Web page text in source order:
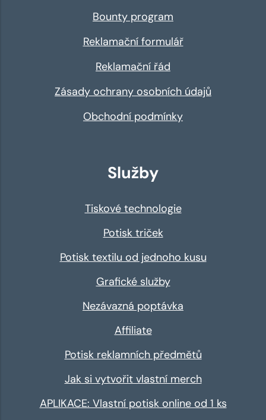
Bounty program
Reklamační formulář
Reklamační řád
Zásady ochrany osobních údajů
Obchodní podmínky
Služby
Tiskové technologie
Potisk triček
Potisk textilu od jednoho kusu
Grafické služby
Nezávazná poptávka
Affiliate
Potisk reklamních předmětů
Jak si vytvořit vlastní merch
APLIKACE: Vlastní potisk online od 1 ks